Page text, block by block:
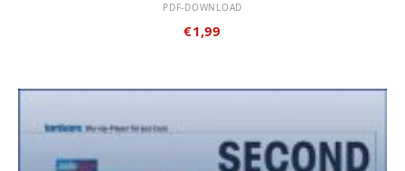
PDF-DOWNLOAD
€1,99